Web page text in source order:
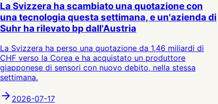
La Svizzera ha scambiato una quotazione con
una tecnologia questa settimana, e un'azienda di
Suhr ha rilevato bp dall'Austria
La Svizzera ha perso una quotazione da 1,46 miliardi di
CHF verso la Corea e ha acquistato un produttore
giapponese di sensori con nuovo debito, nella stessa
settimana.
2026-07-17